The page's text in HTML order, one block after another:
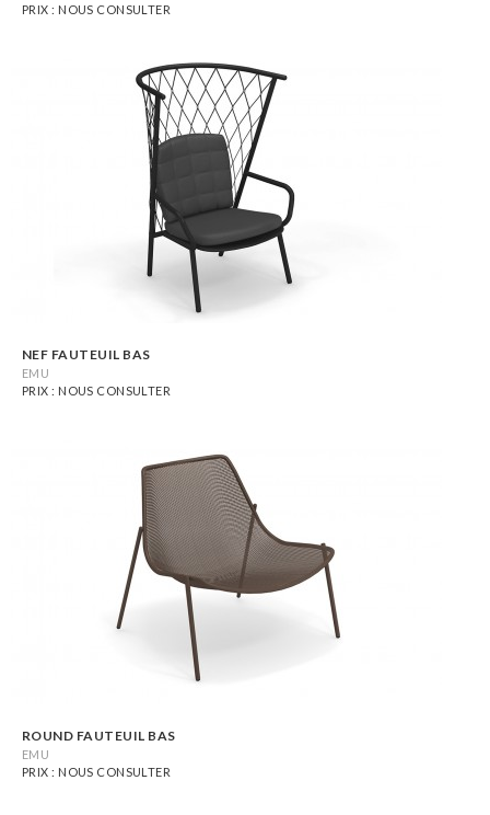
PRIX : NOUS CONSULTER
NEF FAUTEUIL BAS
EMU
PRIX : NOUS CONSULTER
ROUND FAUTEUIL BAS
EMU
PRIX : NOUS CONSULTER